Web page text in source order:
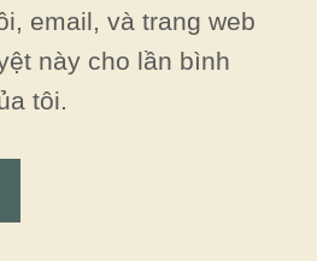
email, và trang web
này cho lần bình
tôi.